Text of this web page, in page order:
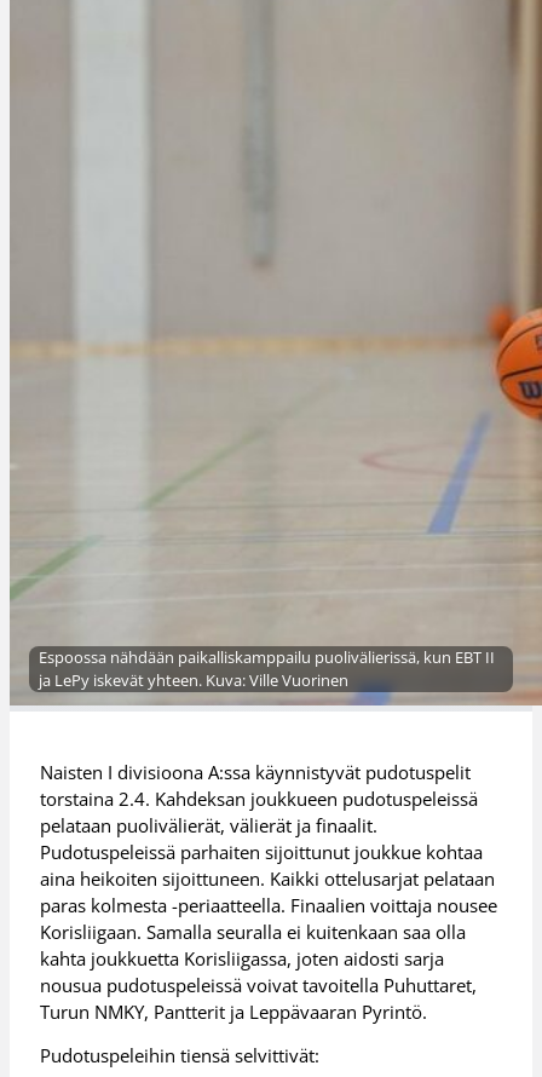
Espoossa nähdään paikalliskamppailu puolivälierissä, kun EBT II
ja LePy iskevät yhteen. Kuva: Ville Vuorinen
Naisten I divisioona A:ssa käynnistyvät pudotuspelit
torstaina 2.4. Kahdeksan joukkueen pudotuspeleissä
pelataan puolivälierät, välierät ja finaalit.
Pudotuspeleissä parhaiten sijoittunut joukkue kohtaa
aina heikoiten sijoittuneen. Kaikki ottelusarjat pelataan
paras kolmesta -periaatteella. Finaalien voittaja nousee
Korisliigaan. Samalla seuralla ei kuitenkaan saa olla
kahta joukkuetta Korisliigassa, joten aidosti sarja
nousua pudotuspeleissä voivat tavoitella Puhuttaret,
Turun NMKY, Pantterit ja Leppävaaran Pyrintö.
Pudotuspeleihin tiensä selvittivät: